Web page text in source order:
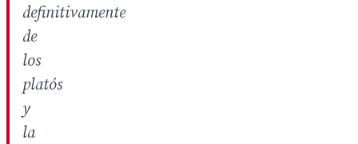
definitivamente
de
los
platós
y
la